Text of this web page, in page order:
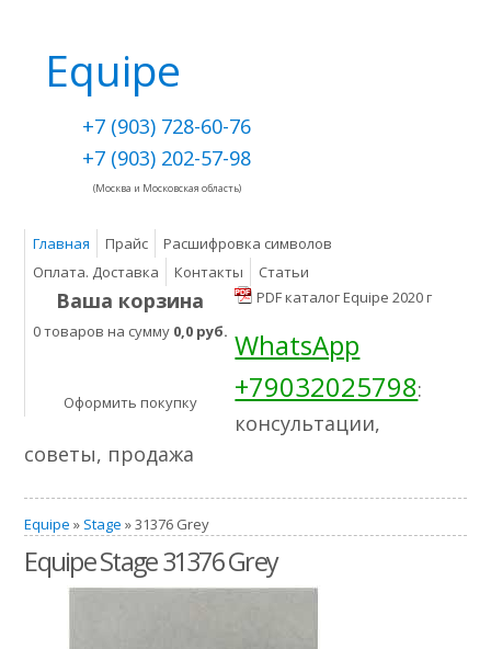
Equipe
+7 (903) 728-60-76
+7 (903) 202-57-98
(Москва и Московская область)
Главная Прайс
Расшифровка символов
Оплата. Доставка
Контакты Статьи
Ваша корзина
0 товаров на сумму 0,0 руб.
Оформить покупку
PDF каталог Equipe 2020 г
WhatsApp
+79032025798:
консультации,
советы, продажа
Equipe » Stage » 31376 Grey
Equipe Stage 31376 Grey